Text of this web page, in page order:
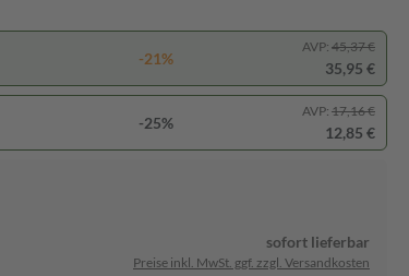
-21%
AVP: 45,37 €
35,95 €
-25%
AVP: 17,16 €
12,85 €
sofort lieferbar
Preise inkl. MwSt. ggf. zzgl. Versandkosten